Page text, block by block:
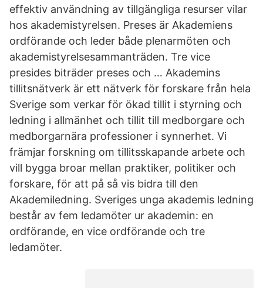
effektiv användning av tillgängliga resurser vilar
hos akademistyrelsen. Preses är Akademiens
ordförande och leder både plenarmöten och
akademistyrelsesammanträden. Tre vice
presides biträder preses och … Akademins
tillitsnätverk är ett nätverk för forskare från hela
Sverige som verkar för ökad tillit i styrning och
ledning i allmänhet och tillit till medborgare och
medborgarnära professioner i synnerhet. Vi
främjar forskning om tillitsskapande arbete och
vill bygga broar mellan praktiker, politiker och
forskare, för att på så vis bidra till den
Akademiledning. Sveriges unga akademis ledning
består av fem ledamöter ur akademin: en
ordförande, en vice ordförande och tre
ledamöter.